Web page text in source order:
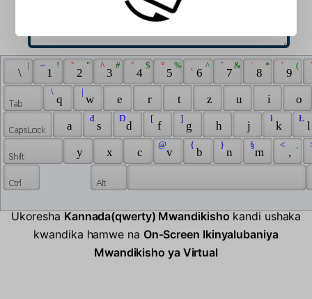
\
|
1
!
~
2
"
ˇ
3
#
^
4
$
˘
5
%
°
6
^
7
&
`
8
*
˙
9
(
´
q
\
w
|
e r t z u i
o
a
s
đ
d
Đ
f
[
g
]
h j k
ł Ł
y x c v
@
b
{
n
}
m
§
,
;
<
UkoreshaKannada(qwerty) Mwandikishokandi ushaka
kwandika hamwe na On-Screen Ikinyalubaniya
Mwandikisho ya Virtual